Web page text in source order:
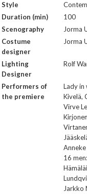
Style
Duration (min)
100
Scenography
Jorma
Costume
designer
Jorma
Lighting
Designer
Rolf
Performers of
the premiere
Lady in
Kivelä,
Virve
16
Jarkko